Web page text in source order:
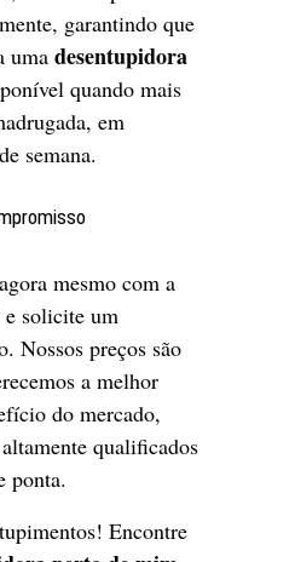
garantindo que
uma desentupidora
quando mais
em
semana.
mesmo com a
e solicite um
Nossos preços são
a melhor
do mercado,
qualificados
ponta.
Encontre